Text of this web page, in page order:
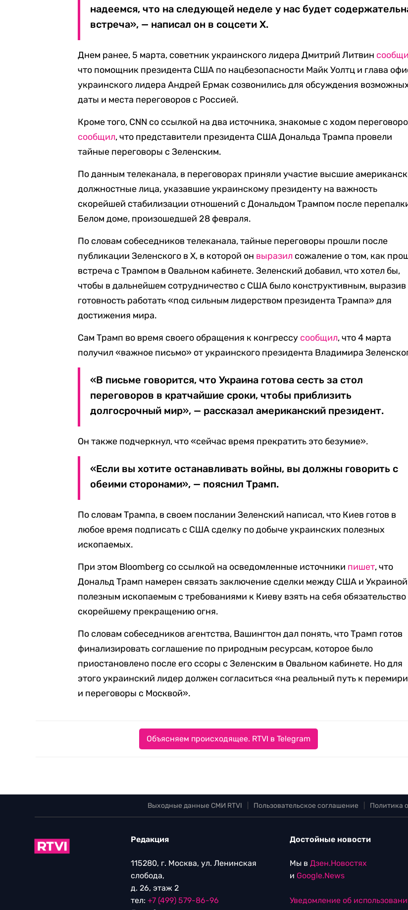
надеемся, что на следующей неделе у нас будет
встреча», — написал он в соцсети Х.
Днем ранее, 5 марта, советник украинского лидера Дмитрий Литвин
что помощник президента США по нацбезопасности Майк Уолтц и глава
украинского лидера Андрей Ермак созвонились для обсуждения
даты и места переговоров с Россией.
Кроме того, CNN со ссылкой на два источника, знакомые с ходом
сообщил, что представители президента США Дональда Трампа провели
тайные переговоры с Зеленским.
По данным телеканала, в переговорах приняли участие высшие
должностные лица, указавшие украинскому президенту на важность
скорейшей стабилизации отношений с Дональдом Трампом после
Белом доме, произошедшей 28 февраля.
По словам собеседников телеканала, тайные переговоры прошли после
публикации Зеленского в X, в которой он выразил сожаление о том, как
встреча с Трампом в Овальном кабинете. Зеленский добавил, что хотел бы,
чтобы в дальнейшем сотрудничество с США было конструктивным, выразив
готовность работать «под сильным лидерством президента Трампа» для
достижения мира.
Сам Трамп во время своего обращения к конгрессу сообщил, что 4 марта
получил «важное письмо» от украинского президента Владимира
«В письме говорится, что Украина готова сесть за стол
переговоров в кратчайшие сроки, чтобы приблизить
долгосрочный мир», — рассказал американский президент.
Он также подчеркнул, что «сейчас время прекратить это безумие».
«Если вы хотите останавливать войны, вы должны говорить с
обеими сторонами», — пояснил Трамп.
По словам Трампа, в своем послании Зеленский написал, что Киев готов в
любое время подписать с США сделку по добыче украинских полезных
ископаемых.
При этом Bloomberg со ссылкой на осведомленные источники пишет, что
Дональд Трамп намерен связать заключение сделки между США и
полезным ископаемым с требованиями к Киеву взять на себя обязательство
скорейшему прекращению огня.
По словам собеседников агентства, Вашингтон дал понять, что Трамп готов
финализировать соглашение по природным ресурсам, которое было
приостановлено после его ссоры с Зеленским в Овальном кабинете. Но для
этого украинский лидер должен согласиться «на реальный путь к
и переговоры с Москвой».
Объясняем происходящее. RTVI в Telegram
Выходные данные СМИ RTVI Пользовательское соглашение Политика
Редакция
115280, г. Москва, ул. Ленинская
слобода,
д. 26, этаж 2
тел: +7 (499) 579-86-96
Достойные новости
Мы в Дзен.Новостях
и Google.News
Уведомление об